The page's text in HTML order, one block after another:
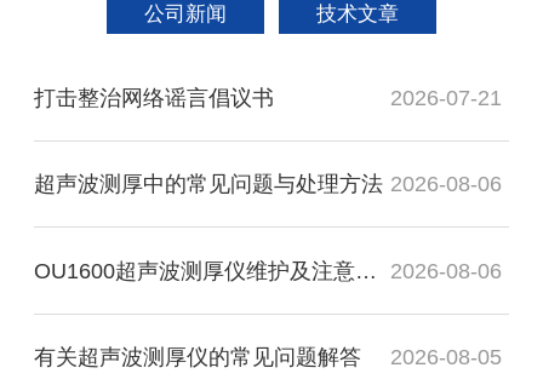
公司新闻 技术文章
打击整治网络谣言倡议书 2026-07-21
超声波测厚中的常见问题与处理方法 2026-08-06
OU1600超声波测厚仪维护及注意事项 2026-08-06
有关超声波测厚仪的常见问题解答 2026-08-05